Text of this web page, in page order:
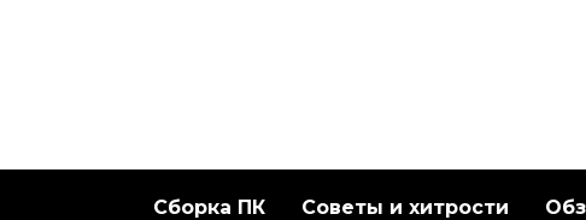
Сборка ПК Советы и хитрости